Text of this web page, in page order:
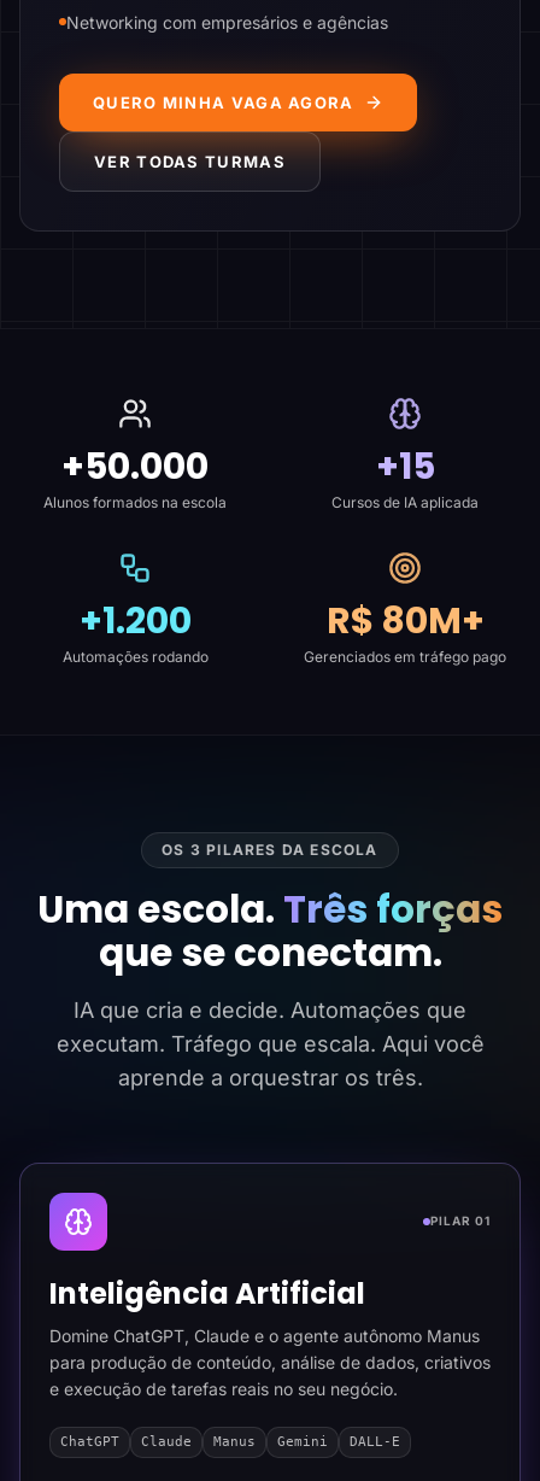
Networking com empresários e agências
QUERO MINHA VAGA AGORA
VER TODAS TURMAS
+50.000
Alunos formados na escola
+15
Cursos de IA aplicada
+1.200
Automações rodando
R$ 80M+
Gerenciados em tráfego pago
OS 3 PILARES DA ESCOLA
Uma escola. Três forças
que se conectam.
IA que cria e decide. Automações que
executam. Tráfego que escala. Aqui você
aprende a orquestrar os três.
PILAR 01
Inteligência Artificial
Domine ChatGPT, Claude e o agente autônomo Manus
para produção de conteúdo, análise de dados, criativos
e execução de tarefas reais no seu negócio.
ChatGPT Claude Manus Gemini DALL-E